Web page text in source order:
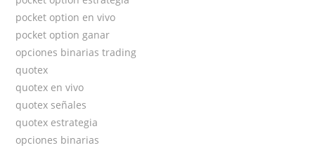
pocket option en vivo
pocket option ganar
opciones binarias trading
quotex
quotex en vivo
quotex señales
quotex estrategia
opciones binarias